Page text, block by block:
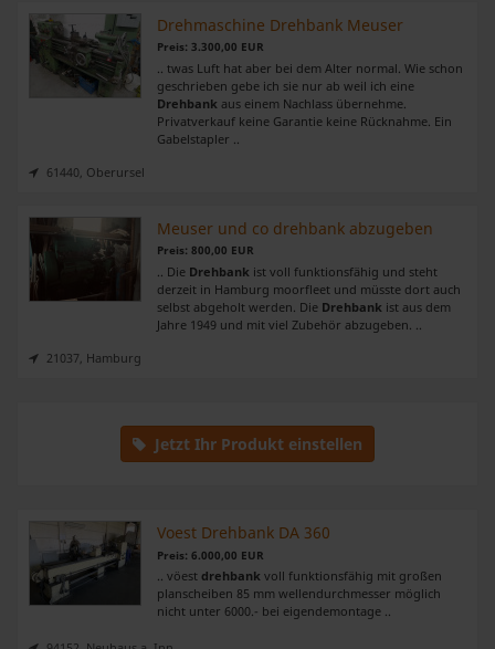
Drehmaschine Drehbank Meuser
Preis: 3.300,00 EUR
.. twas Luft hat aber bei dem Alter normal. Wie schon
geschrieben gebe ich sie nur ab weil ich eine
Drehbank aus einem Nachlass übernehme.
Privatverkauf keine Garantie keine Rücknahme. Ein
Gabelstapler ..
61440, Oberursel
Meuser und co drehbank abzugeben
Preis: 800,00 EUR
.. Die Drehbank ist voll funktionsfähig und steht
derzeit in Hamburg moorfleet und müsste dort auch
selbst abgeholt werden. Die Drehbank ist aus dem
Jahre 1949 und mit viel Zubehör abzugeben. ..
21037, Hamburg
Jetzt Ihr Produkt einstellen
Voest Drehbank DA 360
Preis: 6.000,00 EUR
.. vöest drehbank voll funktionsfähig mit großen
planscheiben 85 mm wellendurchmesser möglich
nicht unter 6000.- bei eigendemontage ..